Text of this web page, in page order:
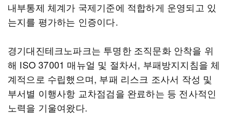
내부통제 체계가 국제기준에 적합하게 운영되고 있
는지를 평가하는 인증이다.
경기대진테크노파크는 투명한 조직문화 안착을 위
해 ISO 37001 매뉴얼 및 절차서, 부패방지지침을 체
계적으로 수립했으며, 부패 리스크 조사서 작성 및
부서별 이행사항 교차점검을 완료하는 등 전사적인
노력을 기울여왔다.